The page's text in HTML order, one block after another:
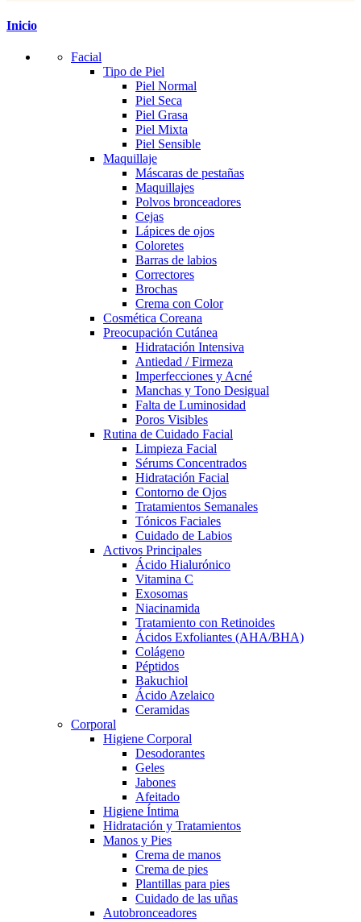
Inicio
Facial
Tipo de Piel
Piel Normal
Piel Seca
Piel Grasa
Piel Mixta
Piel Sensible
Maquillaje
Máscaras de pestañas
Maquillajes
Polvos bronceadores
Cejas
Lápices de ojos
Coloretes
Barras de labios
Correctores
Brochas
Crema con Color
Cosmética Coreana
Preocupación Cutánea
Hidratación Intensiva
Antiedad / Firmeza
Imperfecciones y Acné
Manchas y Tono Desigual
Falta de Luminosidad
Poros Visibles
Rutina de Cuidado Facial
Limpieza Facial
Sérums Concentrados
Hidratación Facial
Contorno de Ojos
Tratamientos Semanales
Tónicos Faciales
Cuidado de Labios
Activos Principales
Ácido Hialurónico
Vitamina C
Exosomas
Niacinamida
Tratamiento con Retinoides
Ácidos Exfoliantes (AHA/BHA)
Colágeno
Péptidos
Bakuchiol
Ácido Azelaico
Ceramidas
Corporal
Higiene Corporal
Desodorantes
Geles
Jabones
Afeitado
Higiene Íntima
Hidratación y Tratamientos
Manos y Pies
Crema de manos
Crema de pies
Plantillas para pies
Cuidado de las uñas
Autobronceadores